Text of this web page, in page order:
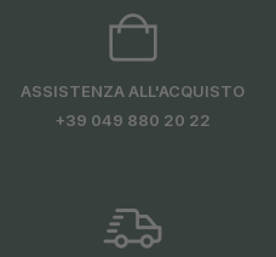
ASSISTENZA ALL'ACQUISTO
+39 049 880 20 22